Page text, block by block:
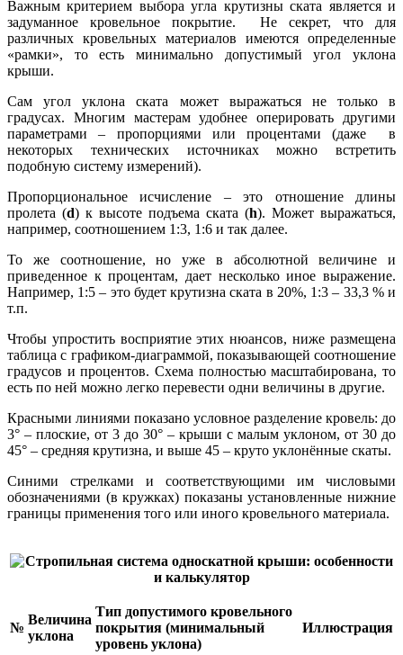
Важным критерием выбора угла крутизны ската является и
задуманное кровельное покрытие. Не секрет, что для
различных кровельных материалов имеются определенные
«рамки», то есть минимально допустимый угол уклона
крыши.
Сам угол уклона ската может выражаться не только в
градусах. Многим мастерам удобнее оперировать другими
параметрами – пропорциями или процентами (даже в
некоторых технических источниках можно встретить
подобную систему измерений).
Пропорциональное исчисление – это отношение длины
пролета (d) к высоте подъема ската (h). Может выражаться,
например, соотношением 1:3, 1:6 и так далее.
То же соотношение, но уже в абсолютной величине и
приведенное к процентам, дает несколько иное выражение.
Например, 1:5 – это будет крутизна ската в 20%, 1:3 – 33,3 % и
т.п.
Чтобы упростить восприятие этих нюансов, ниже размещена
таблица с графиком-диаграммой, показывающей соотношение
градусов и процентов. Схема полностью масштабирована, то
есть по ней можно легко перевести одни величины в другие.
Красными линиями показано условное разделение кровель: до
3° – плоские, от 3 до 30° – крыши с малым уклоном, от 30 до
45° – средняя крутизна, и выше 45 – круто уклонённые скаты.
Синими стрелками и соответствующими им числовыми
обозначениями (в кружках) показаны установленные нижние
границы применения того или иного кровельного материала.
№
Величина
уклона
Тип допустимого кровельного
покрытия (минимальный
уровень уклона)
Иллюстрация